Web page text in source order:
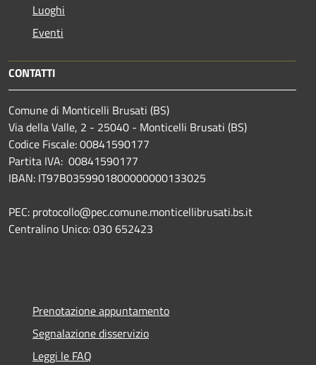
Luoghi
Eventi
CONTATTI
Comune di Monticelli Brusati (BS)
Via della Valle, 2 - 25040 - Monticelli Brusati (BS)
Codice Fiscale: 00841590177
Partita IVA: 00841590177
IBAN: IT97B0359901800000000133025
PEC: protocollo@pec.comune.monticellibrusati.bs.it
Centralino Unico: 030 652423
Prenotazione appuntamento
Segnalazione disservizio
Leggi le FAQ